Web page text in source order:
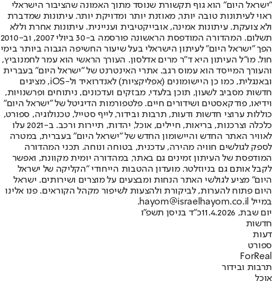
"ישראל היום" הוא גוף תקשורת שנוסד מתוך האמונה שהציבור הישראלי
ראוי לעיתונות טובה יותר, מאוזנת יותר ומדויקת יותר. עיתונות שמדברת
ולא צועקת. עיתונות אמינה, אובייקטיבית ועניינית. עיתונות אחרת וללא
תשלום. המהדורה המודפסת הראשונה פורסמה ב-30 ביולי 2007, וב-2010
הפך "ישראל היום" לעיתון הישראלי בעל שיעור החשיפה הגבוה ביותר בימי
חול. מו"ל העיתון היא ד"ר מרים אדלסון. העורך הראשי הוא עמר לחמנוביץ,
והעורך המייסד הוא עמוס רגב. אתרי האינטרנט של "ישראל היום" בעברית
ובאנגלית, כמו כן היישומונים (אפליקציות) לאנדרואיד ול-iOS, מציגים
חדשות מסביב לשעון, תוכן בלעדי, מבזקים ועדכונים, ניתוחים ופרשנויות,
וידיאו, פודקאסטים ושידורים חיים. פלטפורמות הדיגיטל של "ישראל היום"
כוללות ערוצי חדשות ודעות, תרבות ובידור, לייף סטייל, טכנולוגיה, ספורט,
כלכלה וצרכנות, בריאות, חיילים, אוכל, יהדות, תיירות ורכב. ב-2021 עלו
לאוויר האתר החדש והיישומון החדש של "ישראל היום" בעברית, במטרה
לספק לגולשים חוויה מהירה, עדכנית, בטוחה ונוחה. תכני המהדורה
המודפסת של העיתון זמינים גם באתר, במהדורה יומית מקוונת, ואפשר
לקבל אותם גם בניוזלטר. מועדון ההטבות הייחודי "הקליקה של ישראל
היום" מציע לגולשי האתר הנחות ומבצעים על מוצרים ושירותים. ישראל
היום פתוח להערות, לביקורת ולהצעות לשיפור מקהל הקוראים. פנו אלינו
במייל hayom@israelhayom.co.il.
יום שבת, 11.4.2026
כ"ד בניסן תשפ"ו
חדשות
דעות
ספורט
ForReal
תרבות ובידור
אוכל